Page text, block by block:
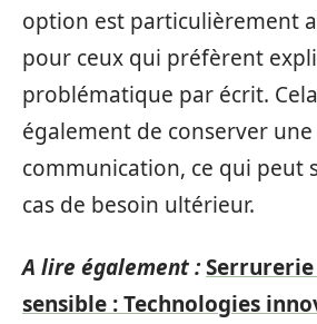
option est particulièrement
pour ceux qui préfèrent
problématique par écrit.
également de conserver
communication, ce qui peut
cas de besoin ultérieur.
A lire également :
sensible : Technologies